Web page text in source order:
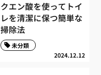
クエン酸を使ってトイ
レを清潔に保つ簡単な
掃除法
2024.12.12
未分類